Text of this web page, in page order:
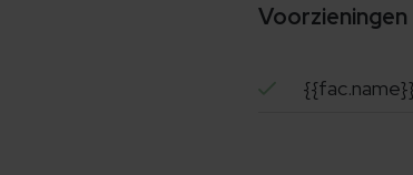
Voorzieningen